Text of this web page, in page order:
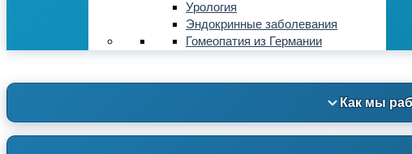
Урология
Эндокринные заболевания
Гомеопатия из Германии
Как мы